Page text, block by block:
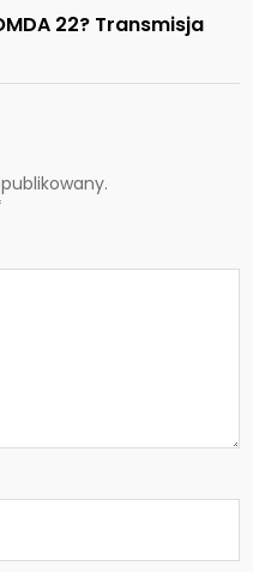
22? Transmisja